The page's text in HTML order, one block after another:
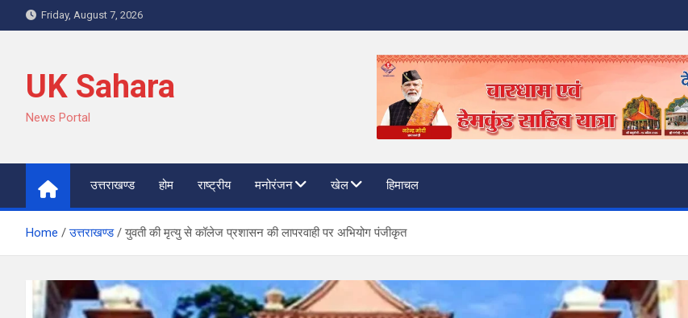
to
Friday, August 7, 2026
UK Sahara
News Portal
उत्तराखण्ड होम राष्ट्रीय मनोरंजन खेल हिमाचल
Home उत्तराखण्ड युवती की मृत्यु से कॉलेज प्रशासन की लापरवाही पर अभियोग पंजीकृत